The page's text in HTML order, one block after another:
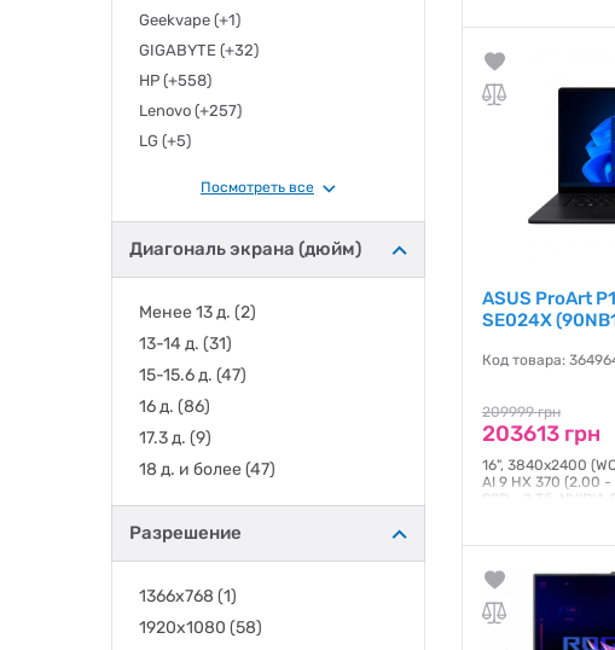
Geekvape (+1)
GIGABYTE (+32)
HP (+558)
Lenovo (+257)
LG (+5)
Pixus
Razer(+15)
Samsung(+16)
SiComputer(+19)
Thunderobot
ThunderX3
Vaio(+4)
Vinga(+11)
Winblu(+1)
Xiaomi(+23)
Сектор(+1)
Посмотреть все
Диагональ экрана (дюйм)
Менее 13 д. (2)
13-14 д. (31)
15-15.6 д. (47)
16 д. (86)
17.3 д. (9)
18 д. и более(47)
Разрешение
1366x768 (1)
1920х1080 (58)
Гарантия:
ASUS ProArt
SE024X
Код товара:
209999 грн
203613 грн
16", 3840x2400
AI 9 HX 370 (2.00 -
SSD - 2 Тб, NVIDIA
Гарантия: 12